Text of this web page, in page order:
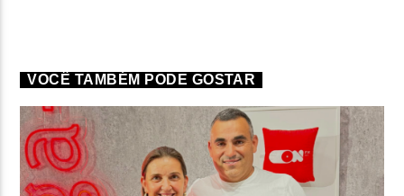
VOCÊ TAMBÉM PODE GOSTAR